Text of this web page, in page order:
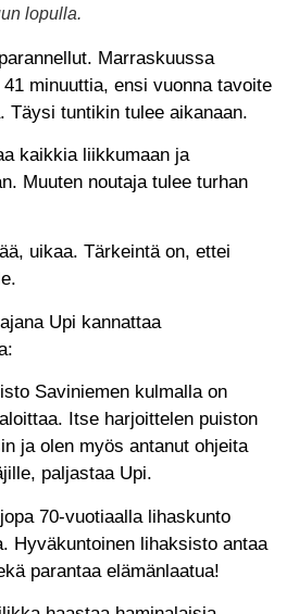
lopulla.
Marraskuussa
minuuttia, ensi vuonna tavoite
Täysi tuntikin tulee aikanaan.
kaikkia liikkumaan ja
Muuten noutaja tulee turhan
uikaa. Tärkeintä on, ettei
Upi kannattaa
Saviniemen kulmalla on
Itse harjoittelen puiston
ja olen myös antanut ohjeita
paljastaa Upi.
70-vuotiaalla lihaskunto
Hyväkuntoinen lihaksisto antaa
parantaa elämänlaatua!